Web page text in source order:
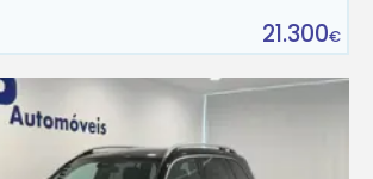
21.300€